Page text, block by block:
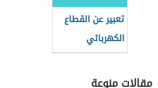
تعبير عن القطاع
الكهربائي
مقالات منوعة